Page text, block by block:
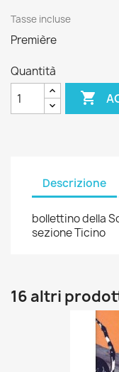
Tasse incluse
Première
Quantità

Descrizione
bollettino della
sezione Ticino
16 altri